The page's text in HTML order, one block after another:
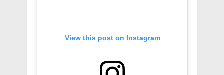
View this post on Instagram